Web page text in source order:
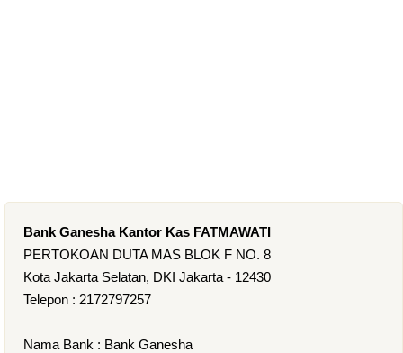
Bank Ganesha Kantor Kas FATMAWATI
PERTOKOAN DUTA MAS BLOK F NO. 8
Kota Jakarta Selatan, DKI Jakarta - 12430
Telepon : 2172797257
Nama Bank : Bank Ganesha